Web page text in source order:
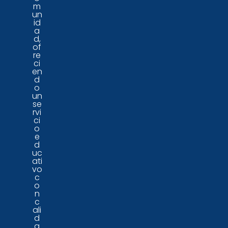
m
un
id
a
d,
of
re
ci
en
d
o
un
se
rvi
ci
o
e
d
uc
ati
vo
c
o
n
c
ali
d